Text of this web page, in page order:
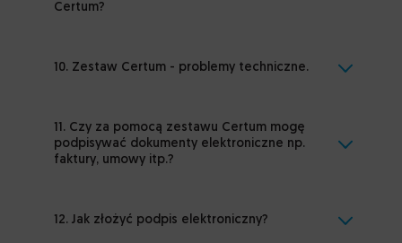
Certum?
10. Zestaw Certum - problemy techniczne.
11. Czy za pomocą zestawu Certum mogę
podpisywać dokumenty elektroniczne np.
faktury, umowy itp.?
12. Jak złożyć podpis elektroniczny?